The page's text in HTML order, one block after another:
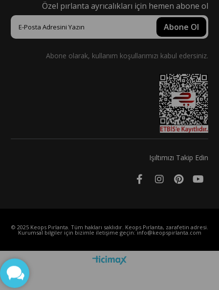
Özel pırlanta ayrıcalıkları için hemen abone ol
Abone Ol
Abone olarak, kullanım koşullarımızı kabul edersiniz.
Işıltımızı Takip Edin
© 2025 Keops Pırlanta. Tüm hakları saklıdır. Keops Pırlanta, zarafetin adresi.
Kurumsal bilgiler için bizimle iletişime geçin:info@keopspirlanta.com